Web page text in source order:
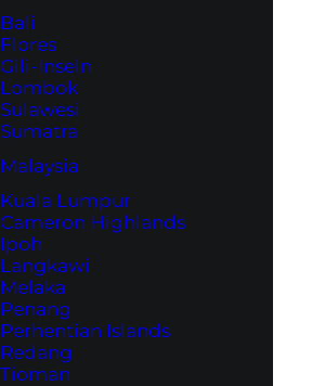
Bali
Flores
Gili-Inseln
Lombok
Sulawesi
Sumatra
Malaysia
Kuala Lumpur
Cameron Highlands
Ipoh
Langkawi
Melaka
Penang
Perhentian Islands
Redang
Tioman